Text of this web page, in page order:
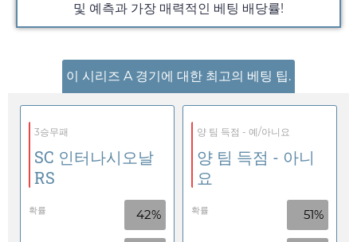
및 예측과 가장 매력적인 베팅 배당률!
이 시리즈 A 경기에 대한 최고의 베팅 팁.
3승무패
SC 인터나시오날
RS
확률 42%
양 팀 득점 - 예/아니요
양 팀 득점 - 아니
요
확률 51%